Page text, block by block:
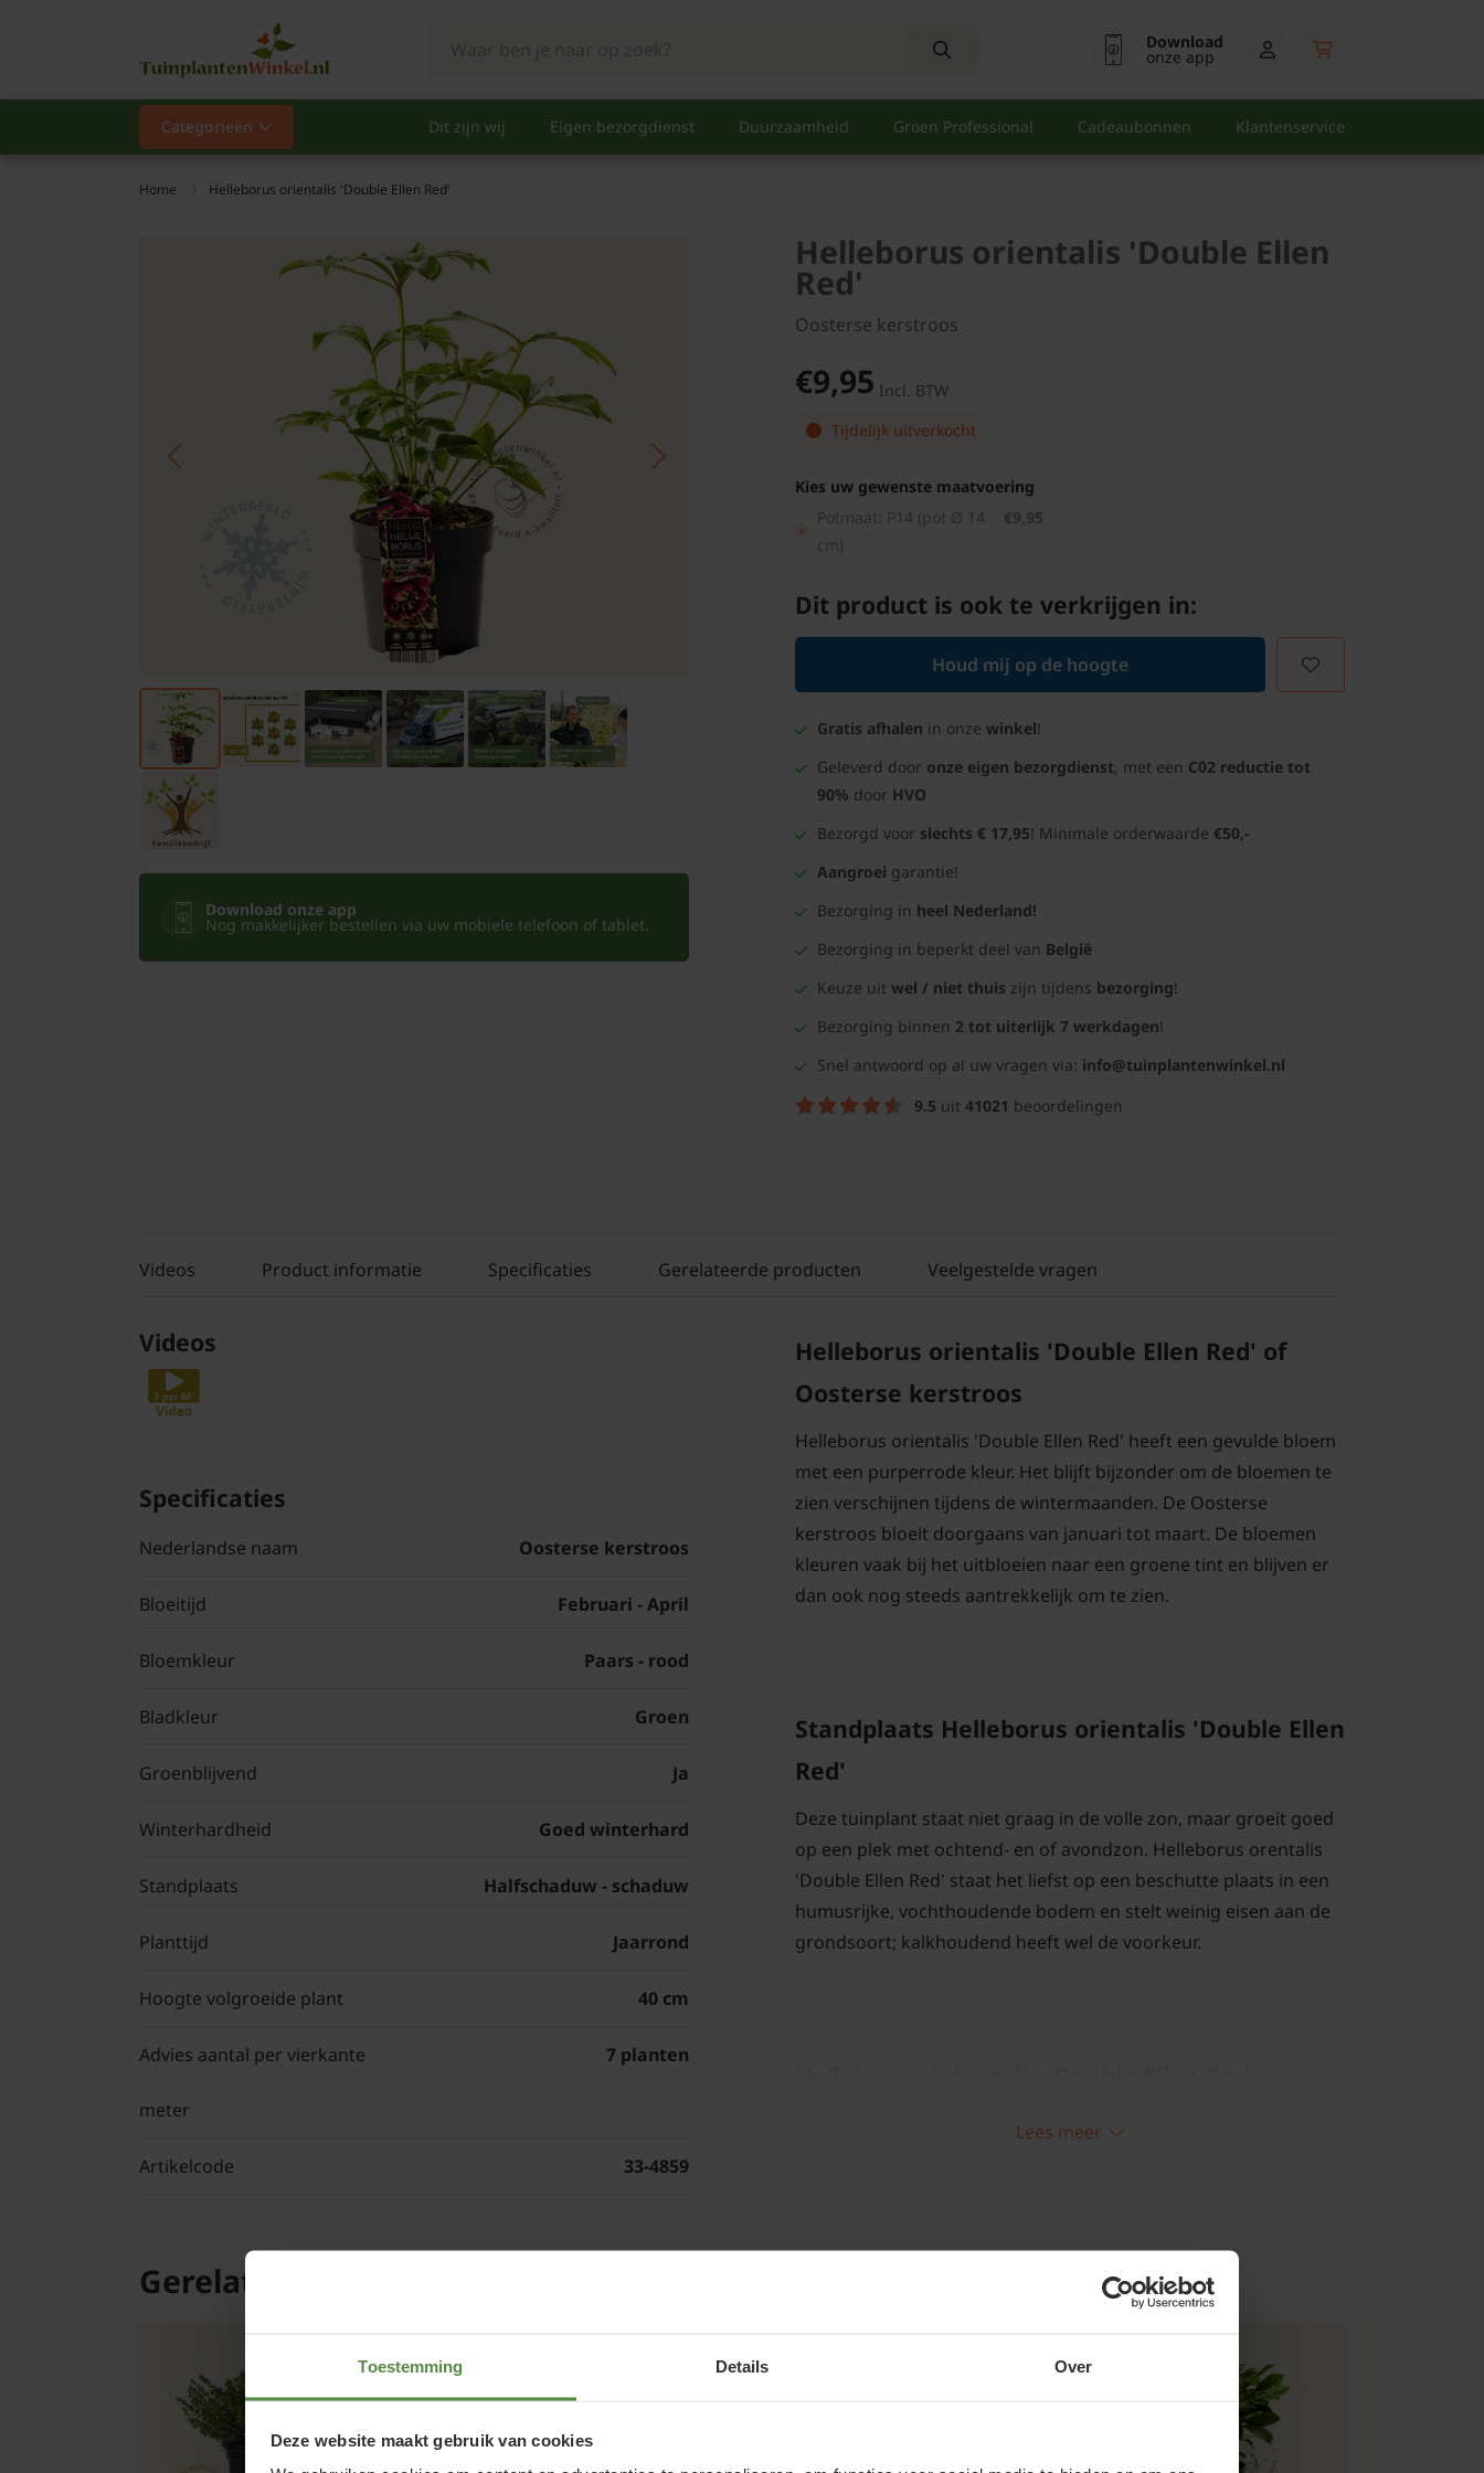
Toestemming Details Over
Deze website maakt gebruik van cookies
Download
onze app
Categorieën Dit zijn wij Eigen bezorgdienst Duurzaamheid Groen Professional Cadeaubonnen Klantenservice
Categorieën
Populair
Kamerplanten
Bloempotten
Home Helleborus orientalis 'Double Ellen Red'
Download onze app
Nog makkelijker bestellen via uw mobiele telefoon of tablet.
Helleborus orientalis 'Double Ellen
Red'
Oosterse kerstroos
€9,95 Incl. BTW
Tijdelijk uitverkocht
Kies uw gewenste maatvoering
Potmaat: P14 (pot Ø 14
cm)
€9,95
Dit product is ook te verkrijgen in:
Houd mij op de hoogte
Gratis afhalen in onze winkel!
Geleverd door onze eigen bezorgdienst, met een C02 reductie tot
90% door HVO
Bezorgd voor slechts € 17,95! Minimale orderwaarde €50,-
Aangroei garantie!
Bezorging in heel Nederland!
Bezorging in beperkt deel van België
Keuze uit wel / niet thuis zijn tijdens bezorging!
Bezorging binnen 2 tot uiterlijk 7 werkdagen!
Snel antwoord op al uw vragen via: info@tuinplantenwinkel.nl
9.5 uit 41021 beoordelingen
Videos Product informatie Specificaties Gerelateerde producten Veelgestelde vragen
Videos
Specificaties
Nederlandse naam Oosterse kerstroos
Bloeitijd Februari - April
Bloemkleur Paars - rood
Bladkleur Groen
Groenblijvend Ja
Winterhardheid Goed winterhard
Standplaats Halfschaduw - schaduw
Planttijd Jaarrond
Hoogte volgroeide plant 40 cm
Advies aantal per vierkante
meter
7 planten
Artikelcode 33-4859
Helleborus orientalis 'Double Ellen Red' of
Oosterse kerstroos
Helleborus orientalis 'Double Ellen Red' heeft een gevulde bloem
met een purperrode kleur. Het blijft bijzonder om de bloemen te
zien verschijnen tijdens de wintermaanden. De Oosterse
kerstroos bloeit doorgaans van januari tot maart. De bloemen
kleuren vaak bij het uitbloeien naar een groene tint en blijven er
dan ook nog steeds aantrekkelijk om te zien.
Standplaats Helleborus orientalis 'Double Ellen
Red'
Deze tuinplant staat niet graag in de volle zon, maar groeit goed
op een plek met ochtend- en of avondzon. Helleborus orentalis
'Double Ellen Red' staat het liefst op een beschutte plaats in een
humusrijke, vochthoudende bodem en stelt weinig eisen aan de
grondsoort; kalkhoudend heeft wel de voorkeur.
orientalis 'Double Ellen Red' terugknippen; dit bevordert de groei
van nieuwe knoppen aan de tuinplant. Om meer van deze
in de schaduw van de tuin om de zomer door te komen.
Lees meer
Gerelateerde producten